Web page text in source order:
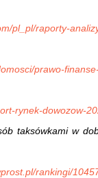
pl_pl/raporty-
prawo-
rynek-dowozow-
taksówkami w
rankingi/